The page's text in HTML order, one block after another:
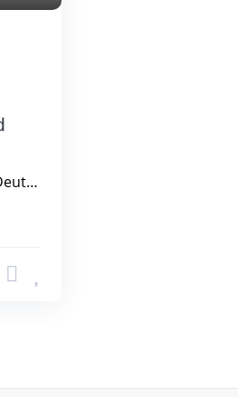
Erlangen, Mittelfranken, Bayern, Deutschland